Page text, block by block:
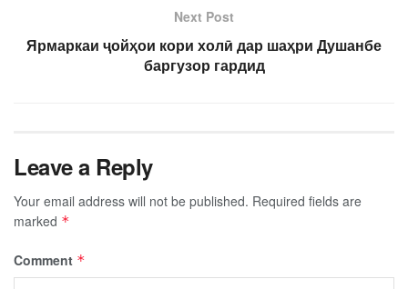
Next Post
Ярмаркаи ҷойҳои кори холӣ дар шаҳри Душанбе
баргузор гардид
Leave a Reply
Your email address will not be published. Required fields are
marked *
Comment *